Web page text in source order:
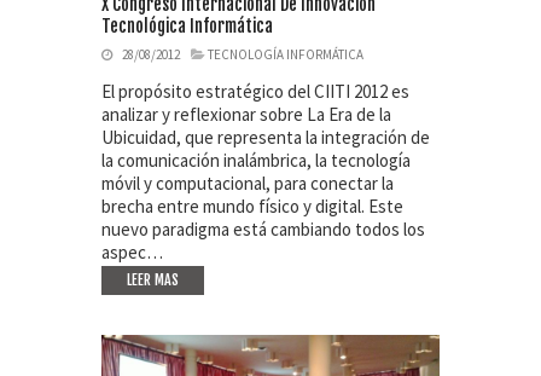
X Congreso Internacional De Innovación
Tecnológica Informática
28/08/2012 TECNOLOGÍA INFORMÁTICA
El propósito estratégico del CIITI 2012 es
analizar y reflexionar sobre La Era de la
Ubicuidad, que representa la integración de
la comunicación inalámbrica, la tecnología
móvil y computacional, para conectar la
brecha entre mundo físico y digital. Este
nuevo paradigma está cambiando todos los
aspec…
LEER MAS